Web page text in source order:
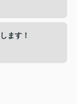
ます！